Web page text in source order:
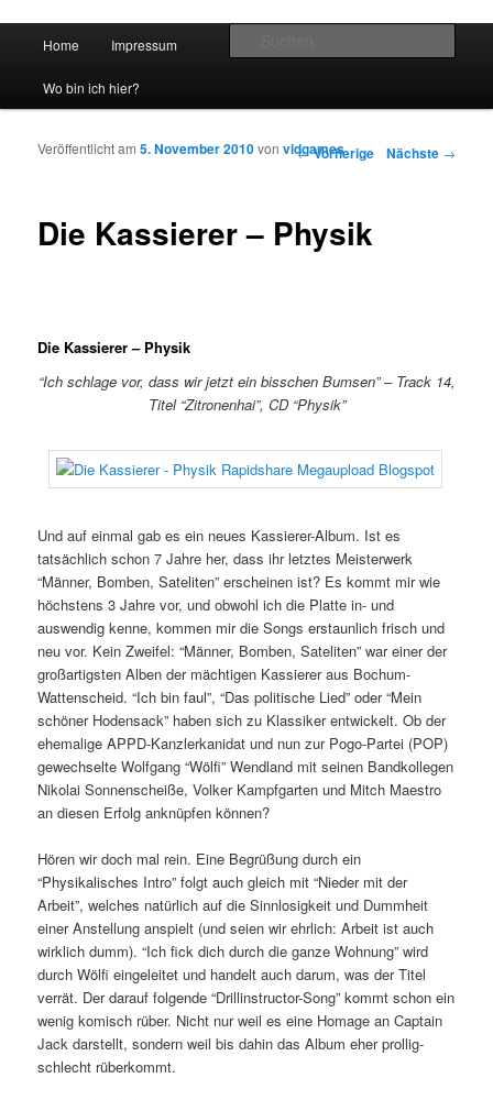
vidgames.de
Zum Inhalt wechseln
Zum sekundären Inhalt wechseln
Home Impressum
Wo bin ich hier?
Artikelnavigation
←Vorherige Nächste →
Die Kassierer – Physik
Veröffentlicht am5. November 2010vonvidgames
Die Kassierer – Physik
“Ich schlage vor, dass wir jetzt ein bisschen Bumsen” – Track 14,
Titel “Zitronenhai”, CD “Physik”
Und auf einmal gab es ein neues Kassierer-Album. Ist es
tatsächlich schon 7 Jahre her, dass ihr letztes Meisterwerk
“Männer, Bomben, Sateliten” erscheinen ist? Es kommt mir wie
höchstens 3 Jahre vor, und obwohl ich die Platte in- und
auswendig kenne, kommen mir die Songs erstaunlich frisch und
neu vor. Kein Zweifel: “Männer, Bomben, Sateliten” war einer der
großartigsten Alben der mächtigen Kassierer aus Bochum-
Wattenscheid. “Ich bin faul”, “Das politische Lied” oder “Mein
schöner Hodensack” haben sich zu Klassiker entwickelt. Ob der
ehemalige APPD-Kanzlerkanidat und nun zur Pogo-Partei (POP)
gewechselte Wolfgang “Wölfi” Wendland mit seinen Bandkollegen
Nikolai Sonnenscheiße, Volker Kampfgarten und Mitch Maestro
an diesen Erfolg anknüpfen können?
Hören wir doch mal rein. Eine Begrüßung durch ein
“Physikalisches Intro” folgt auch gleich mit “Nieder mit der
Arbeit”, welches natürlich auf die Sinnlosigkeit und Dummheit
einer Anstellung anspielt (und seien wir ehrlich: Arbeit ist auch
wirklich dumm). “Ich fick dich durch die ganze Wohnung” wird
durch Wölfi eingeleitet und handelt auch darum, was der Titel
verrät. Der darauf folgende “Drillinstructor-Song” kommt schon ein
wenig komisch rüber. Nicht nur weil es eine Homage an Captain
Jack darstellt, sondern weil bis dahin das Album eher prollig-
schlecht rüberkommt.